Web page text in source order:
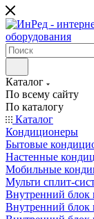
Каталог
По всему сайту
По каталогу
Каталог
Кондиционеры
Бытовые
Настенные
Мобильные
Мульти сплит-
Внутренний блок
Внутренний блок